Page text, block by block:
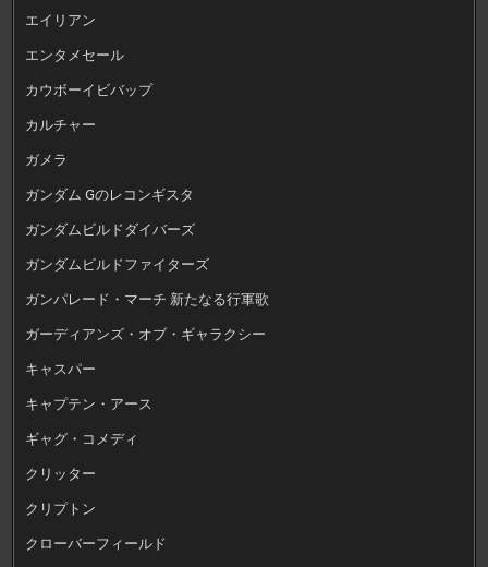
エイリアン
エンタメセール
カウボーイビバップ
カルチャー
ガメラ
ガンダム Gのレコンギスタ
ガンダムビルドダイバーズ
ガンダムビルドファイターズ
ガンパレード・マーチ 新たなる行軍歌
ガーディアンズ・オブ・ギャラクシー
キャスパー
キャプテン・アース
ギャグ・コメディ
クリッター
クリプトン
クローバーフィールド